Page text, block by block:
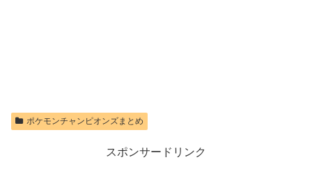
ポケモンチャンピオンズまとめ
スポンサードリンク